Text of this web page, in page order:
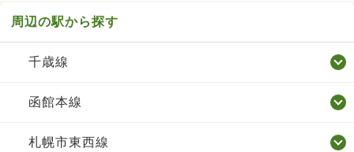
周辺の駅から探す
千歳線
函館本線
札幌市東西線